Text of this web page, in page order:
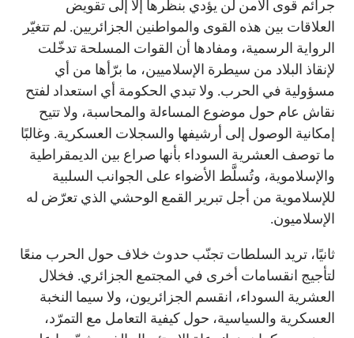
جرائم قوى الأمن لن يؤدي بنظرها إلا إلى تقويض
العلاقات بين هذه القوى والمواطنين الجزائريين. لم تتغيّر
الرواية الرسمية، ومفادها أن القوات المسلحة تدخّلت
لإنقاذ البلاد من سيطرة الإسلاميين، ما برّأها من أي
مسؤولية في الحرب. ولا تبدي الحكومة أي استعداد لفتح
نقاش عام حول موضوع المساءلة والمحاسبة، ولا تتيح
إمكانية الوصول إلى أرشيفها والسجلات العسكرية. وغالبًا
ما توصف العشرية السوداء بأنها صراع بين الديمقراطية
والإسلاموية، وتُسلَّط الأضواء على الجوانب السلبية
للإسلاموية من أجل تبرير القمع الوحشي الذي تعرّض له
الإسلاميون.
ثانيًا، تريد السلطات تجنّب حدوث خلاف حول الحرب منعًا
لتأجيج انقسامات أخرى في المجتمع الجزائري. فخلال
العشرية السوداء، انقسم الجزائريون، ولا سيما النخبة
العسكرية والسياسية، حول كيفية التعامل مع التمرّد،